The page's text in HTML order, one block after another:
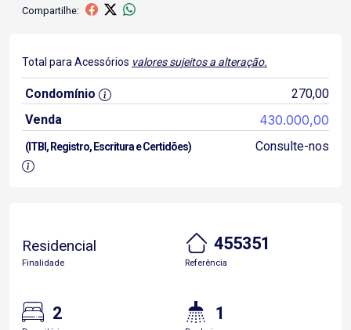
Compartilhe:
Total para Acessórios valores sujeitos a alteração.
Condomínio
270,00
Venda
430.000,00
(ITBI, Registro, Escritura e Certidões) Consulte-nos
Residencial
Finalidade
455351
Referência
2 1